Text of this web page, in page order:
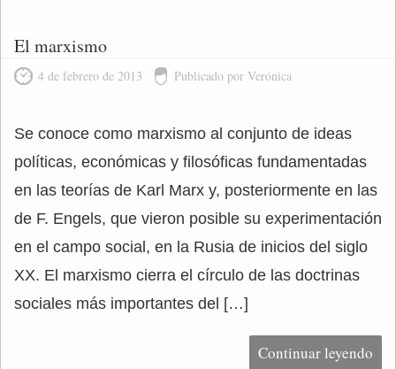
El marxismo
4 de febrero de 2013 Publicado por Verónica
Se conoce como marxismo al conjunto de ideas
políticas, económicas y filosóficas fundamentadas
en las teorías de Karl Marx y, posteriormente en las
de F. Engels, que vieron posible su experimentación
en el campo social, en la Rusia de inicios del siglo
XX. El marxismo cierra el círculo de las doctrinas
sociales más importantes del […]
Continuar leyendo